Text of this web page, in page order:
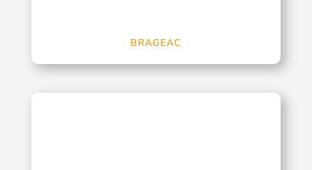
BRAGEAC